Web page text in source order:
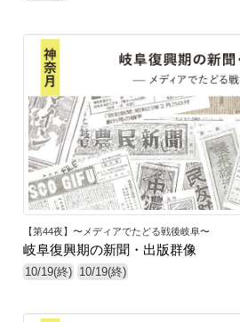
【第44夜】〜メディアでたどる戦後岐阜〜
岐阜復興期の新聞・出版群像
10/19(終) 10/19(終)